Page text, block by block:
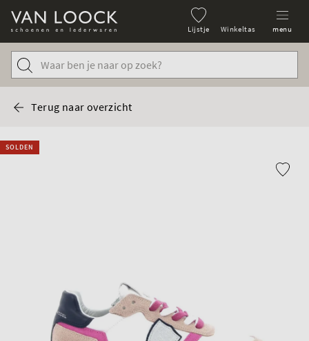
Lijstje Winkeltas menu
Terug naar overzicht
SOLDEN